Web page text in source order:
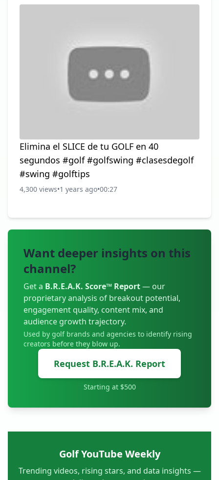
inconsistencia envíame un mensaje aquí y
video te enseñaré cómo aplicar fundamentos de
swing de golf, estrategias de juego y técnicas
para mejorar el rendimiento en cada parte del
campo. Aprenderás a maximizar tus habilida
Elimina el SLICE de tu GOLF en 40
segundos #golf #golfswing #clasesdegolf
#swing #golftips
4,300 views•1 years ago•00:27
Want deeper insights on this
channel?
Get a B.R.E.A.K. Score™ Report— our
proprietary analysis of breakout potential,
engagement quality, content mix, and
audience growth trajectory.
Used by golf brands and agencies to identify rising
creators before they blow up.
Request B.R.E.A.K. Report
Starting at $500
Golf YouTube Weekly
Trending videos, rising stars, and data insights —